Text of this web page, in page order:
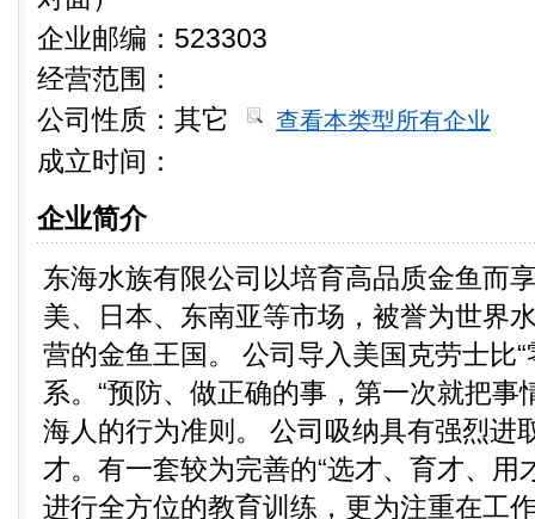
企业邮编：523303
经营范围：
公司性质： 其它 查看本类型所有企业
成立时间：
企业简介
东海水族有限公司以培育高品质金鱼而
美、日本、东南亚等市场，被誉为世界
营的金鱼王国。 公司导入美国克劳士比
系。“预防、做正确的事，第一次就把事
海人的行为准则。 公司吸纳具有强烈进
才。有一套较为完善的“选才、育才、用
进行全方位的教育训练，更为注重在工